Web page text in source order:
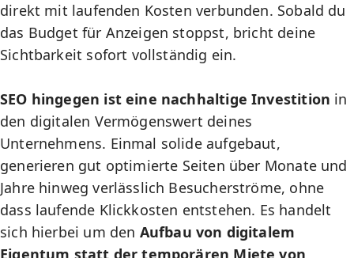
direkt mit laufenden Kosten verbunden. Sobald du
das Budget für Anzeigen stoppst, bricht deine
Sichtbarkeit sofort vollständig ein.
SEO hingegen ist eine nachhaltige Investition in
den digitalen Vermögenswert deines
Unternehmens. Einmal solide aufgebaut,
generieren gut optimierte Seiten über Monate und
Jahre hinweg verlässlich Besucherströme, ohne
dass laufende Klickkosten entstehen. Es handelt
sich hierbei um den Aufbau von digitalem
Eigentum statt der temporären Miete von